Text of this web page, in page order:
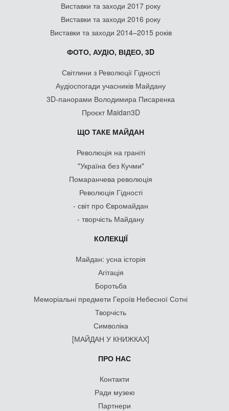
Виставки та заходи 2017 року
Виставки та заходи 2016 року
Виставки та заходи 2014–2015 років
ФОТО, АУДІО, ВІДЕО, 3D
Світлини з Революції Гідності
Аудіоспогади учасників Майдану
3D-панорами Володимира Писаренка
Проєкт Maidan3D
ЩО ТАКЕ МАЙДАН
Революція на граніті
"Україна без Кучми"
Помаранчева революція
Революція Гідності
- світ про Євромайдан
- творчість Майдану
КОЛЕКЦІЇ
Майдан: усна історія
Агітація
Боротьба
Меморіальні предмети Героїв Небесної Сотні
Творчість
Символіка
[МАЙДАН У КНИЖКАХ]
ПРО НАС
Контакти
Ради музею
Партнери